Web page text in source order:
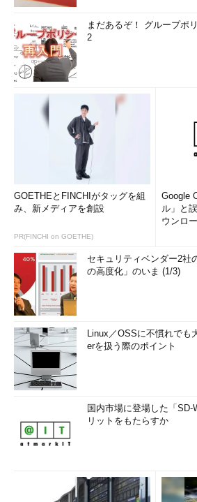
まだあるぞ！ グループポ
2
GOETHEとFINCHIがタッグを組
み、新メディアを創設
PR(FINCHI on GOETHE)
Google
ル」と
ウンロ
セキュリティベンダー2社
の高度化」のいま (1/3)
Linux／OSSに不慣れでも
erを扱う際のポイント
国内市場に登場した「SD-
リットをもたらすか